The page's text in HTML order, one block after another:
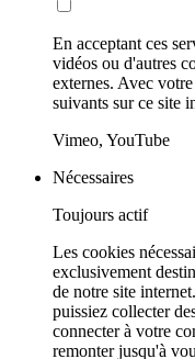
En acceptant ces
vidéos ou d'autres
externes. Avec
suivants sur ce site
Vimeo, YouTube
Nécessaires
Toujours actif
Les cookies
exclusivement
de notre site
puissiez collecter
connecter à votre
remonter jusqu'à